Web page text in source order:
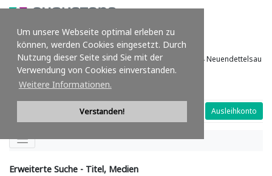
Um unsere Webseite optimal erleben zu
können, werden Cookies eingesetzt. Durch
Nutzung dieser Seite sind Sie mit der
Verwendung von Cookies einverstanden.
Weitere Informationen.
Verstanden!
email:bibliothek[at]augustana.deTel.: (09874) 509-300
Bibliothek der Augustana-Hochschule Waldstr. 15, 91564 Neuendettelsau
English
BIS‑CPLUSWeb‑Katalog
Erweiterte Suche - Titel, Medien